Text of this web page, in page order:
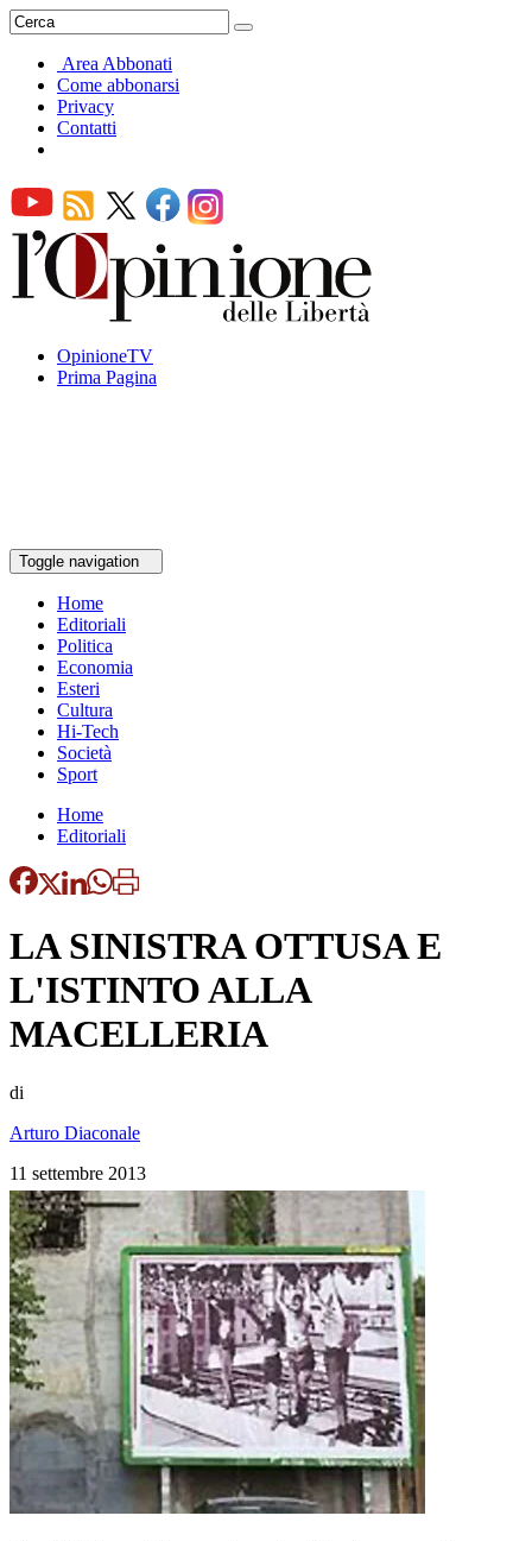
Area Abbonati
Come abbonarsi
Privacy
Contatti
OpinioneTV
Prima Pagina
Toggle navigation
Home
Editoriali
Politica
Economia
Esteri
Cultura
Hi-Tech
Società
Sport
Home
Editoriali
LA SINISTRA OTTUSA E
L'ISTINTO ALLA
MACELLERIA
di
Arturo Diaconale
11 settembre 2013